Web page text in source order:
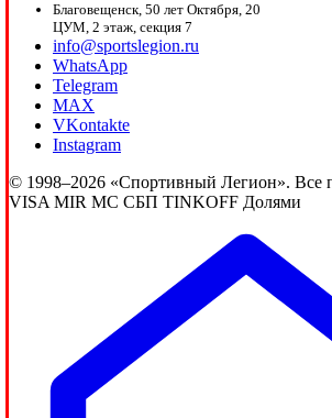
Благовещенск, 50 лет Октября, 20
ЦУМ, 2 этаж, секция 7
info@sportslegion.ru
WhatsApp
Telegram
MAX
VKontakte
Instagram
© 1998–2026 «Спортивный Легион». Все
VISA MIR MC СБП TINKOFF Долями